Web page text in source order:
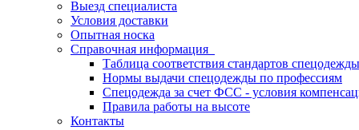
Выезд специалиста
Условия доставки
Опытная носка
Справочная информация
Таблица соответствия стандартов спецодежды
Нормы выдачи спецодежды по профессиям
Спецодежда за счет ФСС - условия
Правила работы на высоте
Контакты